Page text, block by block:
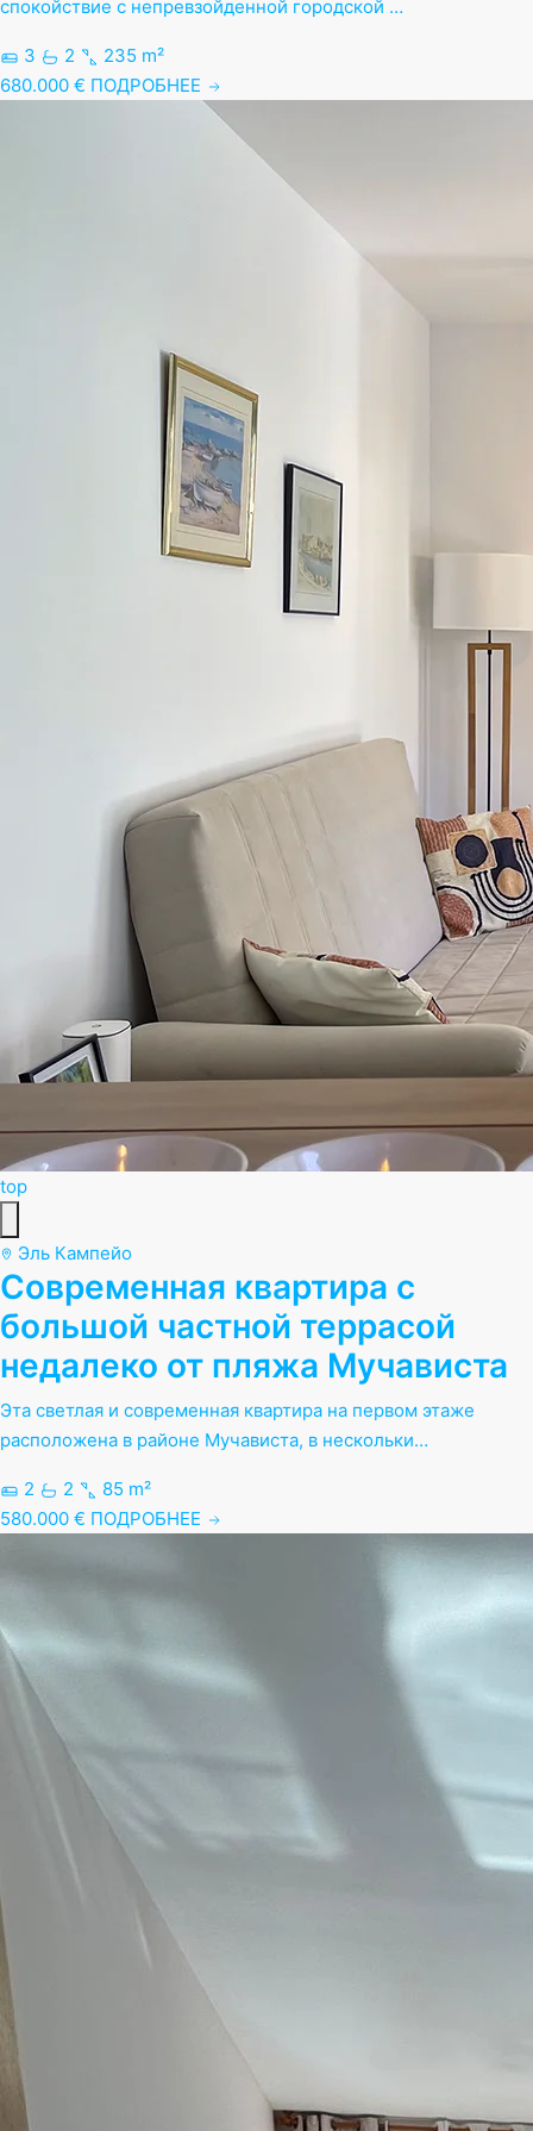
спокойствие с непревзойденной городской …
3 2
235 m²
680.000 € ПОДРОБНЕЕ
top
Эль Кампейо
Современная квартира с
большой частной террасой
недалеко от пляжа Мучависта
Эта светлая и современная квартира на первом этаже
расположена в районе Мучависта, в нескольки…
2 2
85 m²
580.000 € ПОДРОБНЕЕ